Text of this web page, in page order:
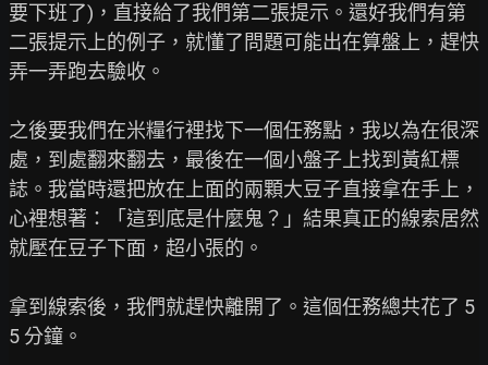
要下班了)，直接給了我們第二張提示。還好我們有第
二張提示上的例子，就懂了問題可能出在算盤上，趕快
弄一弄跑去驗收。
之後要我們在米糧行裡找下一個任務點，我以為在很深
處，到處翻來翻去，最後在一個小盤子上找到黃紅標
誌。我當時還把放在上面的兩顆大豆子直接拿在手上，
心裡想著：「這到底是什麼鬼？」結果真正的線索居然
就壓在豆子下面，超小張的。
拿到線索後，我們就趕快離開了。這個任務總共花了 5
5 分鐘。